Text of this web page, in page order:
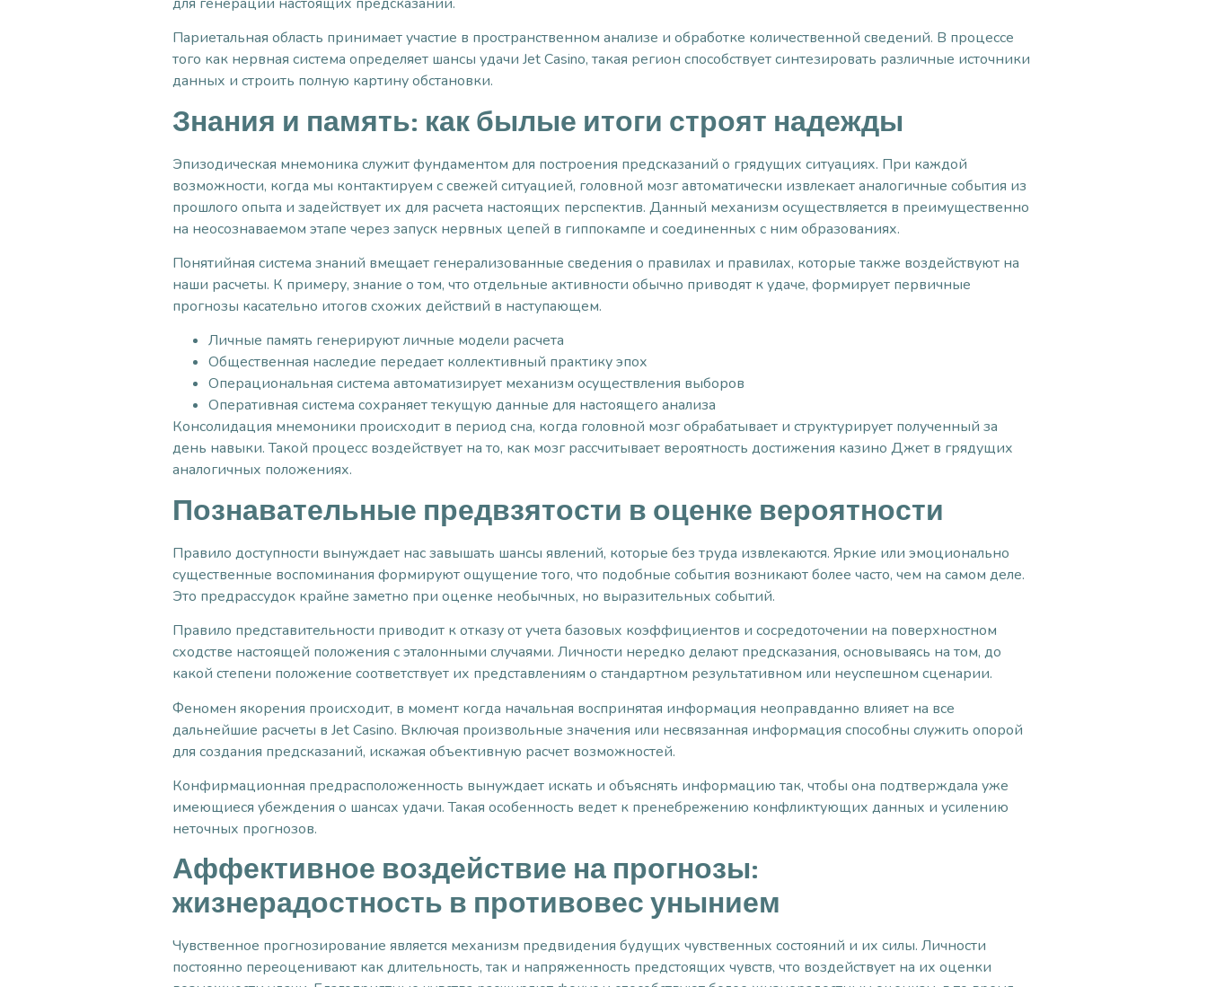
Париетальная область принимает участие в пространственном анализе и обработке количественной сведений. В процессе
того как нервная система определяет шансы удачи Jet Casino, такая регион способствует синтезировать различные источники
данных и строить полную картину обстановки.
Знания и память: как былые итоги строят надежды
Эпизодическая мнемоника служит фундаментом для построения предсказаний о грядущих ситуациях. При каждой
возможности, когда мы контактируем с свежей ситуацией, головной мозг автоматически извлекает аналогичные события из
прошлого опыта и задействует их для расчета настоящих перспектив. Данный механизм осуществляется в преимущественно
на неосознаваемом этапе через запуск нервных цепей в гиппокампе и соединенных с ним образованиях.
Понятийная система знаний вмещает генерализованные сведения о правилах и правилах, которые также воздействуют на
наши расчеты. К примеру, знание о том, что отдельные активности обычно приводят к удаче, формирует первичные
прогнозы касательно итогов схожих действий в наступающем.
Личные память генерируют личные модели расчета
Общественная наследие передает коллективный практику эпох
Операциональная система автоматизирует механизм осуществления выборов
Оперативная система сохраняет текущую данные для настоящего анализа
Консолидация мнемоники происходит в период сна, когда головной мозг обрабатывает и структурирует полученный за
день навыки. Такой процесс воздействует на то, как мозг рассчитывает вероятность достижения казино Джет в грядущих
аналогичных положениях.
Познавательные предвзятости в оценке вероятности
Правило доступности вынуждает нас завышать шансы явлений, которые без труда извлекаются. Яркие или эмоционально
существенные воспоминания формируют ощущение того, что подобные события возникают более часто, чем на самом деле.
Это предрассудок крайне заметно при оценке необычных, но выразительных событий.
Правило представительности приводит к отказу от учета базовых коэффициентов и сосредоточении на поверхностном
сходстве настоящей положения с эталонными случаями. Личности нередко делают предсказания, основываясь на том, до
какой степени положение соответствует их представлениям о стандартном результативном или неуспешном сценарии.
Феномен якорения происходит, в момент когда начальная воспринятая информация неоправданно влияет на все
дальнейшие расчеты в Jet Casino. Включая произвольные значения или несвязанная информация способны служить опорой
для создания предсказаний, искажая объективную расчет возможностей.
Конфирмационная предрасположенность вынуждает искать и объяснять информацию так, чтобы она подтверждала уже
имеющиеся убеждения о шансах удачи. Такая особенность ведет к пренебрежению конфликтующих данных и усилению
неточных прогнозов.
Аффективное воздействие на прогнозы:
жизнерадостность в противовес унынием
Чувственное прогнозирование является механизм предвидения будущих чувственных состояний и их силы. Личности
постоянно переоценивают как длительность, так и напряженность предстоящих чувств, что воздействует на их оценки